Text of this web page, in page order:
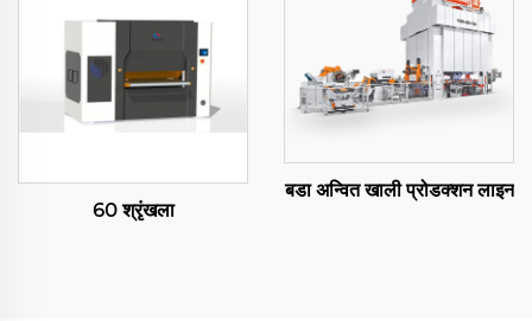
60 श्रृंखला
बडा अन्वित खाली प्रोडक्शन लाइन